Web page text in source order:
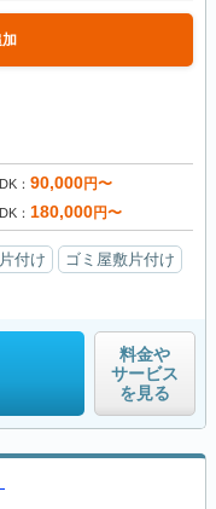
90,000円〜
180,000円〜
付け
ゴミ屋敷片付け
料金や
サービス
を見る